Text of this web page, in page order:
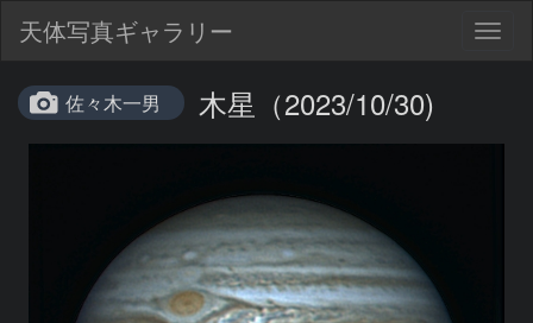
天体写真ギャラリー
佐々木一男 木星（2023/10/30)